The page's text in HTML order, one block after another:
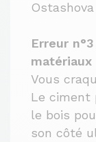
Erreur
matériaux
Vous
Le ciment
le bois
son côté